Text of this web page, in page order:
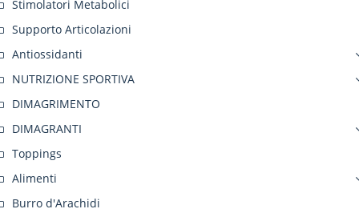
Stimolatori Metabolici
Supporto Articolazioni
Antiossidanti
NUTRIZIONE SPORTIVA
DIMAGRIMENTO
DIMAGRANTI
Toppings
Alimenti
Burro d'Arachidi